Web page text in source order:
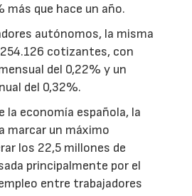
más que hace un año.
autónomos, la misma
cotizantes, con
del 0,22% y un
del 0,32%.
la economía española, la
marcar un máximo
los 22,5 millones de
principalmente por el
entre trabajadores